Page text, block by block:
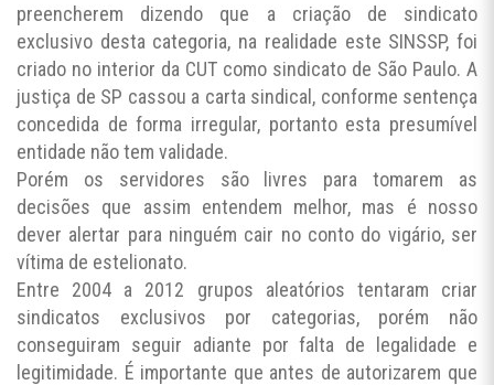
preencherem dizendo que a criação de sindicato
exclusivo desta categoria, na realidade este SINSSP, foi
criado no interior da CUT como sindicato de São Paulo. A
justiça de SP cassou a carta sindical, conforme sentença
concedida de forma irregular, portanto esta presumível
entidade não tem validade.
Porém os servidores são livres para tomarem as
decisões que assim entendem melhor, mas é nosso
dever alertar para ninguém cair no conto do vigário, ser
vítima de estelionato.
Entre 2004 a 2012 grupos aleatórios tentaram criar
sindicatos exclusivos por categorias, porém não
conseguiram seguir adiante por falta de legalidade e
legitimidade. É importante que antes de autorizarem que